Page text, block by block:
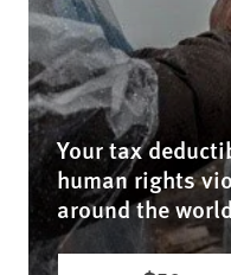
Your tax
human rights
around the